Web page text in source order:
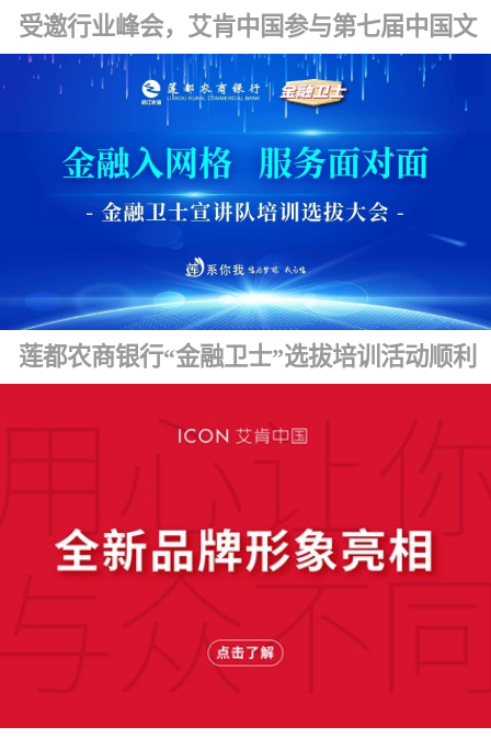
受邀行业峰会，艾肯中国参与第七届中国文旅大消费年度峰会暨龙雀盛典